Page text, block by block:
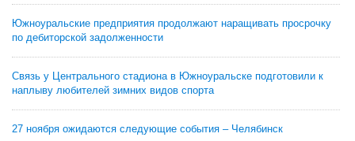
Южноуральские предприятия продолжают наращивать просрочку
по дебиторской задолженности
Связь у Центрального стадиона в Южноуральске подготовили к
наплыву любителей зимних видов спорта
27 ноября ожидаются следующие события – Челябинск